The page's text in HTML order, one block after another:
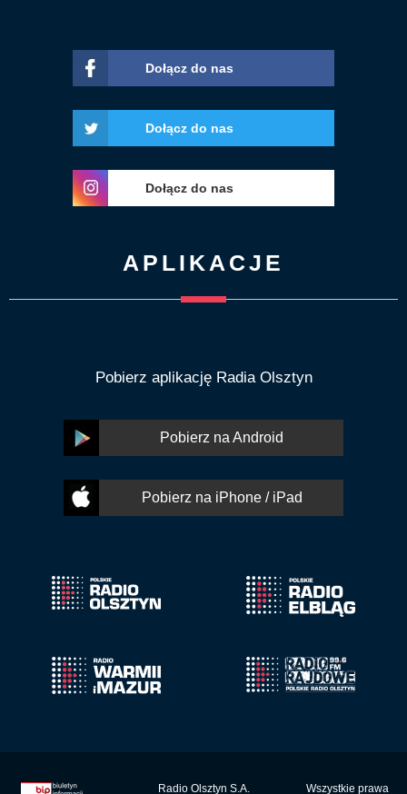
Dołącz do nas
Dołącz do nas
Dołącz do nas
APLIKACJE
Pobierz aplikację Radia Olsztyn
Pobierz na Android
Pobierz na iPhone / iPad
Radio Olsztyn S.A. Wszystkie prawa